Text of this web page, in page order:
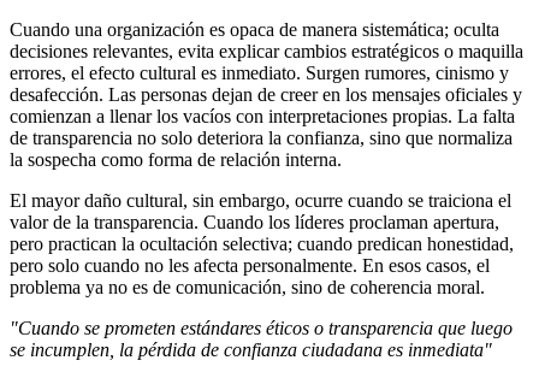
Cuando una organización es opaca de manera sistemática; oculta
decisiones relevantes, evita explicar cambios estratégicos o maquilla
errores, el efecto cultural es inmediato. Surgen rumores, cinismo y
desafección. Las personas dejan de creer en los mensajes oficiales y
comienzan a llenar los vacíos con interpretaciones propias. La falta
de transparencia no solo deteriora la confianza, sino que normaliza
la sospecha como forma de relación interna.
El mayor daño cultural, sin embargo, ocurre cuando se traiciona el
valor de la transparencia. Cuando los líderes proclaman apertura,
pero practican la ocultación selectiva; cuando predican honestidad,
pero solo cuando no les afecta personalmente. En esos casos, el
problema ya no es de comunicación, sino de coherencia moral.
"Cuando se prometen estándares éticos o transparencia que luego
se incumplen, la pérdida de confianza ciudadana es inmediata"